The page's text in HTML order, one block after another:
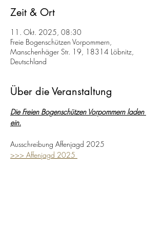
Zeit & Ort
11. Okt. 2025, 08:30
Freie Bogenschützen Vorpommern,
Manschenhäger Str. 19, 18314 Löbnitz,
Deutschland
Über die Veranstaltung
Die Freien Bogenschützen Vorpommern laden
ein.
Ausschreibung Affenjagd 2025
>>> Affenjagd 2025